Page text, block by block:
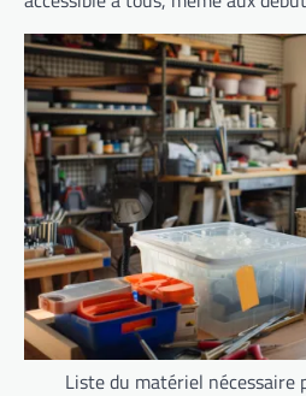
Liste du matériel